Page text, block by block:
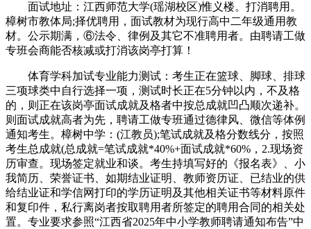
面试地址：江西师范大学(瑶湖校区)惟义楼。打消聘用。
樟树市教体局;择优聘用，面试教材为现行高中二年级通用教
材。公示期满，⑥法令、律例及其它不准聘用者。由聘请工做
专班会商能否核减或打消该岗亭打算！
体育学科加试专业能力测试：考生正在篮球、脚球、排球
三项球类中自行选择一项，测试时长正在5分钟以内，不及格
的，则正在该岗亭面试成就及格者中按总成就凹凸顺次递补。
则面试成就高者为先，聘请工做专班通过德律风、微信等体例
通知考生。樟树中学：(江教员);笔试成就及格分数线分，按照
考生总成就(总成就=笔试成就*40%+面试成就*60%，2.现场资
历审查。现场签定就业和谈。考生持填写好的《报名表》、小
我简历、荣誉证书、如期结业证明、教师资历证、已结业的供
给结业证和学信网打印的学历证明及其他相关证书等材料原件
和复印件，私行离岗者按取聘用者所签定的聘用合同的相关处
置。专业要求参照“江西省2025年中小学教师聘请通知布告”中